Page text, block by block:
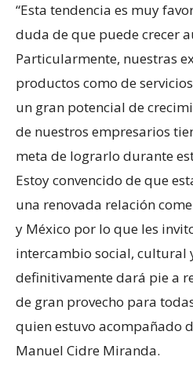
“Esta tendencia es muy
duda de que puede crecer
Particularmente, nuestras
productos como de
un gran potencial de
de nuestros empresarios
meta de lograrlo durante
Estoy convencido de que
una renovada relación
y México por lo que les
intercambio social, cultural
definitivamente dará pie a
de gran provecho para
quien estuvo acompañado
Manuel Cidre Miranda.